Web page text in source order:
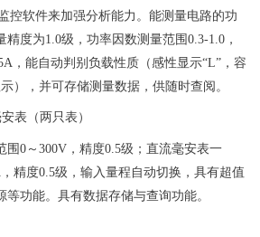
控软件来加强分析能力。能测量电路的功
度为1.0级，功率因数测量范围0.3-1.0，
，能自动判别负载性质（感性显示“L”，容
），并可存储测量数据，供随时查阅。
表（两只表）
围0～300V，精度0.5级；直流毫安表一
精度0.5级，输入量程自动切换，具有超值
功能。具有数据存储与查询功能。